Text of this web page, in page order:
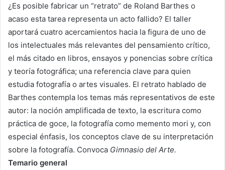
¿Es posible fabricar un “retrato” de Roland Barthes o
acaso esta tarea representa un acto fallido? El taller
aportará cuatro acercamientos hacia la figura de uno de
los intelectuales más relevantes del pensamiento crítico,
el más citado en libros, ensayos y ponencias sobre crítica
y teoría fotográfica; una referencia clave para quien
estudia fotografía o artes visuales. El retrato hablado de
Barthes contempla los temas más representativos de este
autor: la noción amplificada de texto, la escritura como
práctica de goce, la fotografía como memento mori y, con
especial énfasis, los conceptos clave de su interpretación
sobre la fotografía. Convoca Gimnasio del Arte.
Temario general